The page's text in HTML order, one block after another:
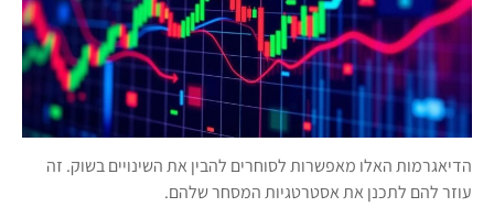
הדיאגרמות האלו מאפשרות לסוחרים להבין את השינויים בשוק. זה
עוזר להם לתכנן את אסטרטגיות המסחר שלהם.